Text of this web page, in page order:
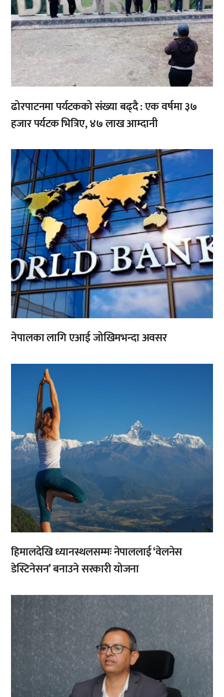
ढोरपाटनमा पर्यटकको संख्या बढ्दै : एक वर्षमा ३७
हजार पर्यटक भित्रिए, ४७ लाख आम्दानी
नेपालका लागि एआई जोखिमभन्दा अवसर
हिमालदेखि ध्यानस्थलसम्मः नेपाललाई ‘वेलनेस
डेस्टिनेसन’ बनाउने सरकारी योजना